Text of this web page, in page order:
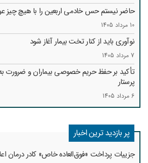
حاضر نیستم حس خادمی اربعین را با هیچ چیز
10 مرداد 1405
نوآوری باید از کنار تخت بیمار آغاز شود
7 مرداد 1405
تأکید بر حفظ حریم خصوصی بیماران و ضرورت
پرستار
6 مرداد 1405
پر بازدید ترین اخبار
جزییات پرداخت «فوق‌العاده خاص» کادر درمان